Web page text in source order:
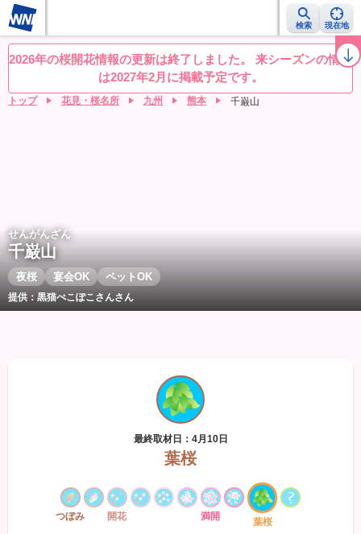
検索 現在地
桜レーダー 名所ランキング 桜開花予想NEWS お花見動画 目的別
2026年の桜開花情報の更新は終了しました。 来シーズンの情報
は2027年2月に掲載予定です。
トップ 花見・桜名所 九州 熊本 千巌山
せんがんざん
千巌山
夜桜 宴会OK ペットOK
提供：黒猫ぺこぽこさんさん
最終取材日：4月10日
葉桜
つぼみ 開花 満開 葉桜